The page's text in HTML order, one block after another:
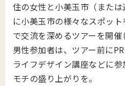
住の女性と小美玉市（また
に小美玉市の様々なスポッ
で交流を深めるツアーを開催
男性参加者は、ツアー前に
ライフデザイン講座などに
モチの盛り上がりを。